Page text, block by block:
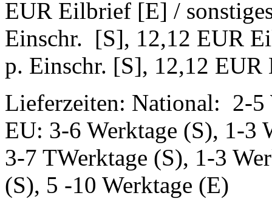
EUR Eilbrief [E] /
Einschr. [S], 12,12 EUR
p. Einschr. [S], 12,12
Lieferzeiten: National: 2-5
EU: 3-6 Werktage (S), 1-3
3-7 TWerktage (S), 1-3
(S), 5 -10 Werktage (E)